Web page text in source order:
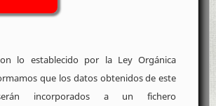
lo establecido por la Ley Orgánica
que los datos obtenidos de este
incorporados a un fichero